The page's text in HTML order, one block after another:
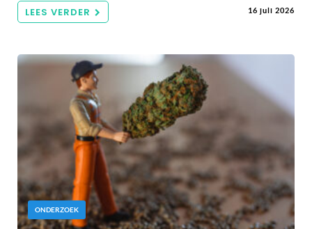
LEES VERDER 16 juli 2026
ONDERZOEK